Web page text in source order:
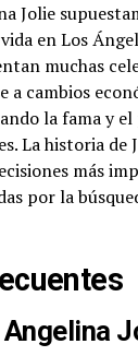
Jolie
en Los
muchas
a cambios
la fama y
La historia de
más
por la